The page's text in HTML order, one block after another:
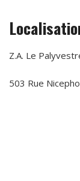
Z.A. Le
503 Rue